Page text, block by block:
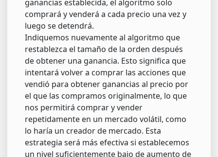
ganancias establecida, el algoritmo solo
comprará y venderá a cada precio una vez y
luego se detendrá.
Indiquemos nuevamente al algoritmo que
restablezca el tamaño de la orden después
de obtener una ganancia. Esto significa que
intentará volver a comprar las acciones que
vendió para obtener ganancias al precio por
el que las compramos originalmente, lo que
nos permitirá comprar y vender
repetidamente en un mercado volátil, como
lo haría un creador de mercado. Esta
estrategia será más efectiva si establecemos
un nivel suficientemente bajo de aumento de